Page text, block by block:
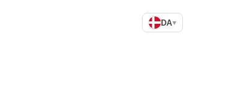
DA▾